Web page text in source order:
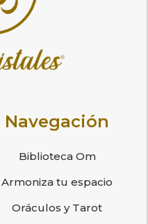
Navegación
Biblioteca Om
Armoniza tu espacio
Oráculos y Tarot